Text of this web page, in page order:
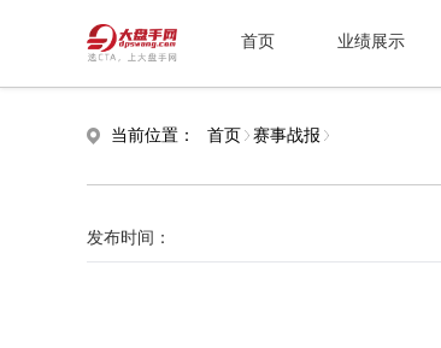
首页 业绩展示
当前位置： 首页 赛事战报
发布时间：